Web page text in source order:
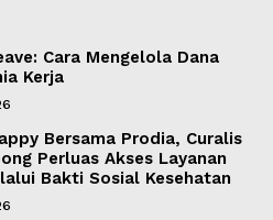
Cara Mengelola Dana
Kerja
Bersama Prodia, Curalis
Perluas Akses Layanan
Bakti Sosial Kesehatan